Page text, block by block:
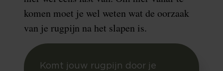
komen moet je wel weten wat de oorzaak
van je rugpijn na het slapen is.
Komt jouw rugpijn door je